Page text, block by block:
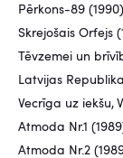
Pērkons-89 (1990)
Skrejošais Orfejs
Tēvzemei un
Latvijas
Vecrīga uz iekšu,
Atmoda Nr.1
Atmoda Nr.2